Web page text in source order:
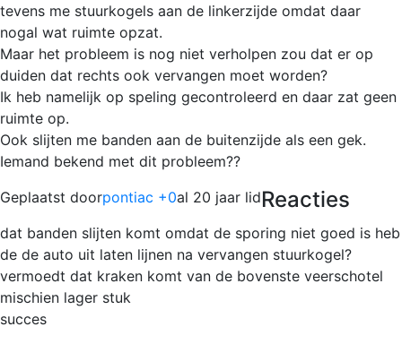
tevens me stuurkogels aan de linkerzijde omdat daar
nogal wat ruimte opzat.
Maar het probleem is nog niet verholpen zou dat er op
duiden dat rechts ook vervangen moet worden?
Ik heb namelijk op speling gecontroleerd en daar zat geen
ruimte op.
Ook slijten me banden aan de buitenzijde als een gek.
Iemand bekend met dit probleem??
Geplaatst doorpontiac +0al 20 jaar lidReacties
dat banden slijten komt omdat de sporing niet goed is heb
de de auto uit laten lijnen na vervangen stuurkogel?
vermoedt dat kraken komt van de bovenste veerschotel
mischien lager stuk
succes